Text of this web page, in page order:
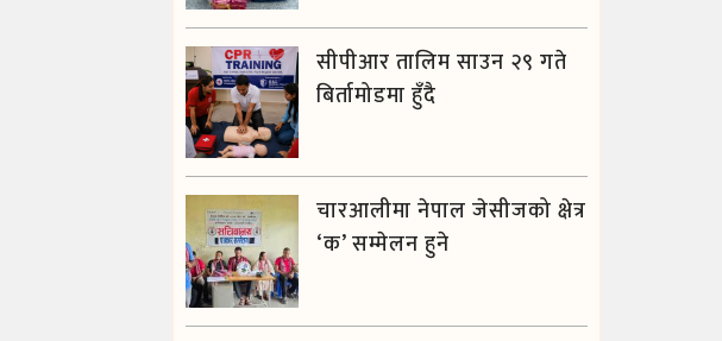
सीपीआर तालिम साउन २९ गते
बिर्तामोडमा हुँदै
चारआलीमा नेपाल जेसीजको क्षेत्र
‘क’ सम्मेलन हुने